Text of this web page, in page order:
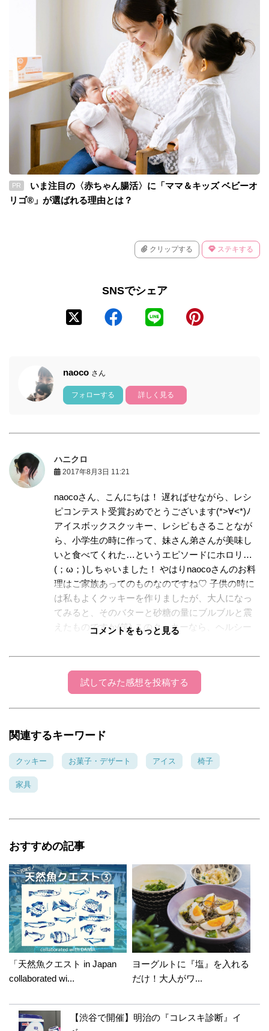
PR
いま注目の〈赤ちゃん腸活〉に「ママ＆キッズ ベビーオ
リゴ®」が選ばれる理由とは？
クリップする ステキする
SNSでシェア
naoco さん
フォローする 詳しく見る
ハニクロ
2017年8月3日 11:21
naocoさん、こんにちは！ 遅ればせながら、レシ
ピコンテスト受賞おめでとうございます(*>∀<*)ﾉ
アイスボックスクッキー、レシピもさることなが
ら、小学生の時に作って、妹さん弟さんが美味し
いと食べてくれた…というエピソードにホロリ…
(；ω；)しちゃいました！ やはりnaocoさんのお料
理はご家族あってのものなのですね♡ 子供の時に
は私もよくクッキーを作りましたが、大人になっ
てみると、そのバターと砂糖の量にブルブルと震
えたものですか(笑) このクッキーなら、ヘルシー
葉も喜んだことでしょう(*^_^*) ステキなレシピ＆
エピソードを、ありがとうございました♪
naoco
2017年08月04日 12:38:39
ハニクロさん、ありがとうございます！ 賞をい
クロさんもよくクッキーを作ってたんですね♪
（笑） こちらこそ、ありがとうございました♪
あさき
オーブントースターで簡単♪おいしいレシピコンテ
ストのスイーツ部門銀賞、おめでとうございまし
た！ 紅茶の香りがふわっとしそうなとっても美味
しそうなお茶菓子ですね♪ 生地を保存しておけるの
も個人的にポイントが高かったです…❤またステ
キなアイデアお待ちしております☆
naoco
あさきさん、ありがとうございます‼︎ スィーツ
コメントをもっと見る
試してみた感想を投稿する
関連するキーワード
クッキー お菓子・デザート アイス 椅子
家具
おすすめの記事
「天然魚クエスト in Japan
collaborated wi...
ヨーグルトに『塩』を入れる
だけ！大人がワ...
【渋谷で開催】明治の『コレスキ診断』イ